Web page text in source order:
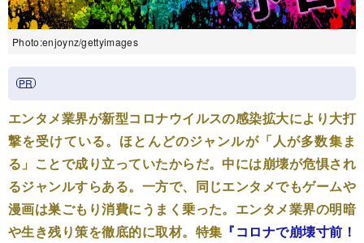
Photo:enjoynz/gettyimages
エンタメ業界が新型コロナウイルスの感染拡大により大打
撃を受けている。ほとんどのジャンルが「人が多数集ま
る」ことで成り立っていたからだ。中には崩壊が危惧され
るジャンルすらある。一方で、同じエンタメでもゲームや
漫画は巣ごもり消費にうまく乗った。エンタメ業界の明暗
や生き残り策を徹底的に取材。特集 『コロナで崩壊寸前！